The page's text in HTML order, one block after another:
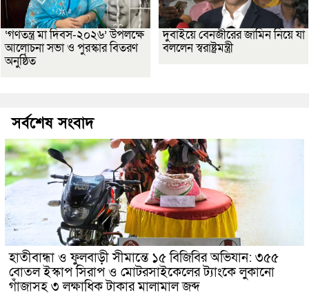
‘গণতন্ত্র মা দিবস-২০২৬’ উপলক্ষে
আলোচনা সভা ও পুরস্কার বিতরণ
অনুষ্ঠিত
দুবাইয়ে বেনজীরের জামিন নিয়ে যা
বললেন স্বরাষ্ট্রমন্ত্রী
সর্বশেষ সংবাদ
হাতীবান্ধা ও ফুলবাড়ী সীমান্তে ১৫ বিজিবির অভিযান: ৩৫৫
বোতল ইস্কাপ সিরাপ ও মোটরসাইকেলের ট্যাংকে লুকানো
গাঁজাসহ ৩ লক্ষাধিক টাকার মালামাল জব্দ